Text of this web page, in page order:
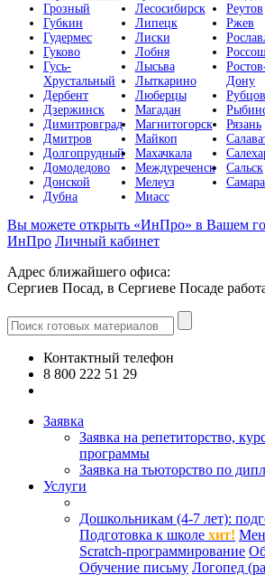
Грозный
Губкин
Гудермес
Гуково
Гусь-
Хрустальный
Дербент
Дзержинск
Димитровград
Дмитров
Долгопрудный
Домодедово
Донской
Дубна
Лесосибирск
Липецк
Лиски
Лобня
Лысьва
Лыткарино
Люберцы
Магадан
Магнитогорск
Майкоп
Махачкала
Междуреченск
Мелеуз
Миасс
Реутов
Ржев
Дону
Рязань
Сальск
Самара
Вы можете открыть «ИнПро» в Вашем
ИнПро Личный кабинет
Адрес ближайшего офиса:
Сергиев Посад, в Сергиеве Посаде
Контактный телефон
8 800 222 51 29
Заявка
Заявка на репетиторство,
программы
Заявка на тьюторство по
Услуги
Дошкольникам (4-7 лет):
Подготовка к школе хит!
Scratch-программирование
Обучение письму Логопед